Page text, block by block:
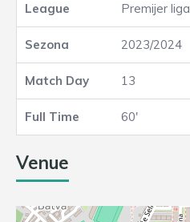
Premijer liga
2023/2024
13
60'
Venue